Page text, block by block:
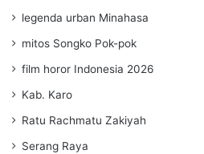
legenda urban Minahasa
mitos Songko Pok-pok
film horor Indonesia 2026
Kab. Karo
Ratu Rachmatu Zakiyah
Serang Raya